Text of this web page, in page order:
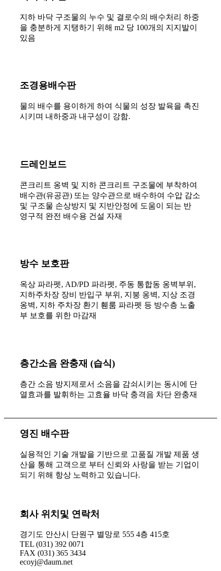
지하 바닥 구조물의 누수 및 결로수의 배수처리 하중
을 충분하게 지탱하기 위해 m2 당 100개의 지지발이
있음
조경용배수판
물의 배수를 용이하게 하여 식물의 성장 발육을 촉진
시키며 내하중과 내구성이 강함.
드레인보드
콘크리트 옹벽 및 지하 콘크리트 구조물에 부착하여
배수관(유공관) 또는 양수관으로 배수하여 수압 감소
및 구조물 손상방지 및 지반안정에 도움이 되는 반
영구적 완전 배수용 건설 자재
방수 보호판
옥상 파라펫, AD/PD 파라펫, 주동 통합동 옹벽부위,
지하주차장 장비 반입구 부위, 지붕 옹벽, 지상 조경
옹벽, 지하 주차장 환기 휀룸 파라펫 등 방수층 노출
부 보호를 위한 마감재
층간소음 완충재 (습식)
층간 소음 방지제로서 소음을 감쇠시키는 동시에 단
열효과를 발휘하는 고효율 바닥 충격음 차단 완충재
영진 배수판
실용적인 기술 개발을 기반으로 고품질 개발 제품 생
산을 통해 고객으로 부터 신뢰와 사랑을 받는 기업이
되기 위해 항상 노력하고 있습니다.
회사 위치및 연락처
경기도 안산시 단원구 별망로 555 4층 415호
TEL (031) 392 0071
FAX (031) 365 3434
ecoyj@daum.net